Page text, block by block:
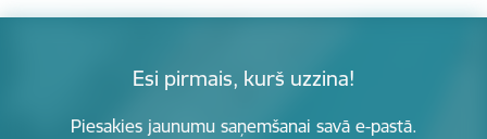
Esi pirmais, kurš uzzina!
Piesakies jaunumu saņemšanai savā e-pastā.